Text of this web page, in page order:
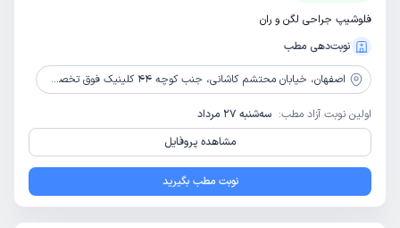
فلوشیپ جراحی لگن و ران
نوبت‌دهی مطب
اصفهان، خیابان محتشم کاشانی، جنب کوچه 44 کلینیک فوق تخصصی اورتوپدی آسا
اولین نوبت آزاد مطب: سه‌شنبه 27 مرداد
مشاهده پروفایل
نوبت مطب بگیرید